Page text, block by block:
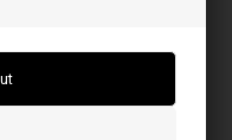
Steel
Steel Elite